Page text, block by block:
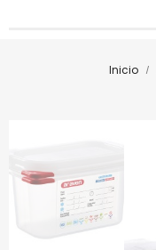
Inicio